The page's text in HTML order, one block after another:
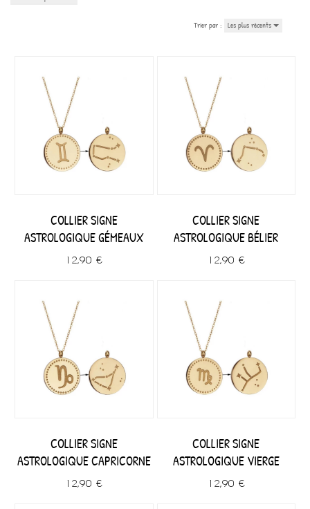
Trier par : Les plus récents
COLLIER SIGNE
ASTROLOGIQUE GÉMEAUX
12,90 €
COLLIER SIGNE
ASTROLOGIQUE BÉLIER
12,90 €
COLLIER SIGNE
ASTROLOGIQUE CAPRICORNE
12,90 €
COLLIER SIGNE
ASTROLOGIQUE VIERGE
12,90 €